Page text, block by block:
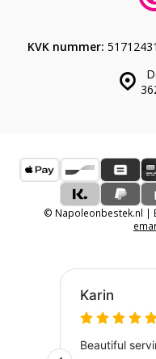
KVK nummer: 51712431
© Napoleonbestek.nl |